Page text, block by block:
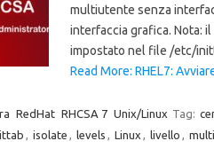
multiutente senza
interfaccia grafica. Nota:
impostato nel file /etc/
Read More: RHEL7:
RedHat RHCSA 7 Unix/Linux Tag:
, isolate , levels , Linux , livello ,